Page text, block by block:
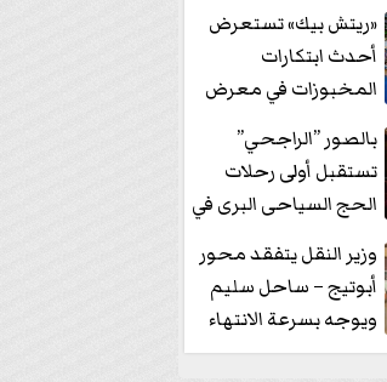
«ريتش بيك» تستعرض
أحدث ابتكارات
المخبوزات في معرض
بالصور ”الراجحي”
تستقبل أولى رحلات
الحج السياحى البرى في
وزير النقل يتفقد محور
أبوتيج – ساحل سليم
ويوجه بسرعة الانتهاء
من...